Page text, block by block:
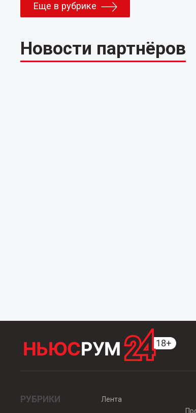
Еще в рубрике
Новости партнёров
РУБРИКИ
Лента